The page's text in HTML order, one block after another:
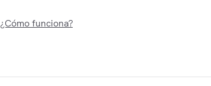
¿Cómo funciona?